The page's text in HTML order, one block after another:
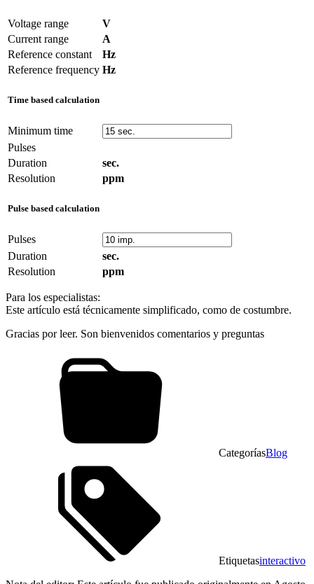
Voltage range
V
Current range
A
Reference constant
Hz
Reference frequency Hz
Time based calculation
Minimum time
Pulses
Duration
sec.
Resolution
ppm
Pulse based calculation
Pulses
Duration
sec.
Resolution
ppm
Para los especialistas:
Este artículo está técnicamente simplificado, como de costumbre.
Gracias por leer. Son bienvenidos comentarios y preguntas
CategoríasBlog
Etiquetasinteractivo